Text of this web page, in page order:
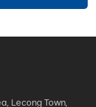
Lecong Town,